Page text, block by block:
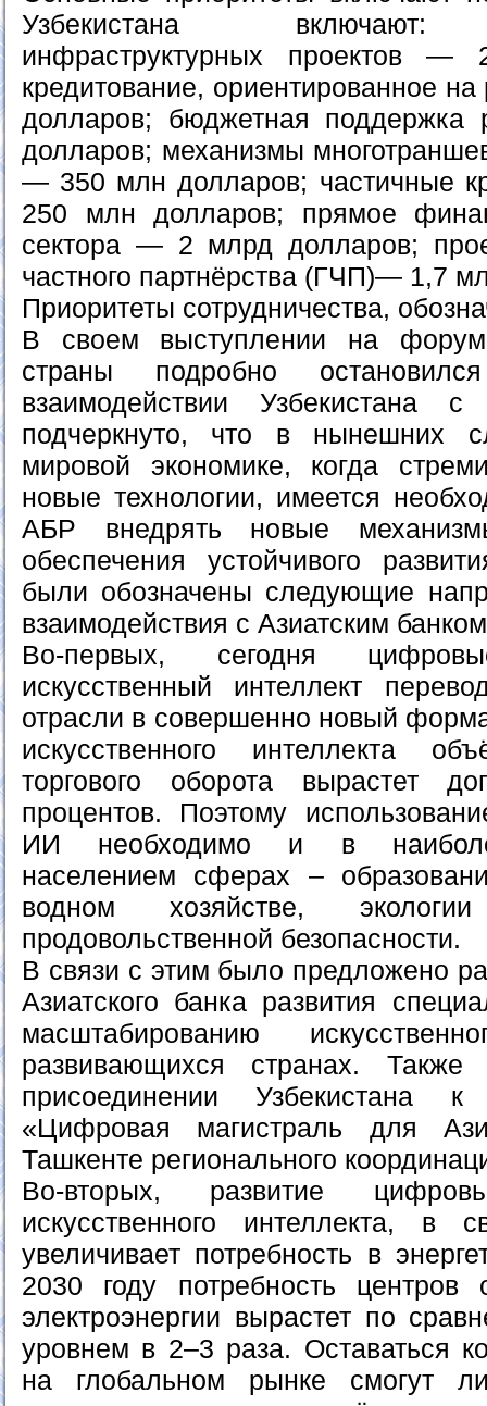
Узбекистана включают:
инфраструктурных проектов —
кредитование, ориентированное
долларов; бюджетная
долларов; механизмы
— 350 млн долларов; частичные
250 млн долларов; прямое
сектора — 2 млрд долларов;
частного партнёрства (ГЧП)— 1,7
Приоритеты сотрудничества,
В своем выступлении на
страны подробно
взаимодействии
подчеркнуто, что в нынешних
мировой экономике, когда
новые технологии, имеется
АБР внедрять новые
обеспечения устойчивого
были обозначены следующие
взаимодействия с Азиатским
Во-первых, сегодня
искусственный интеллект
отрасли в совершенно новый
искусственного интеллекта
торгового оборота вырастет
процентов. Поэтому
ИИ необходимо и в
населением сферах –
водном хозяйстве,
продовольственной безопасности.
В связи с этим было предложено
Азиатского банка развития
масштабированию
развивающихся странах.
присоединении Узбекистана
«Цифровая магистраль для
Ташкенте регионального
Во-вторых, развитие
искусственного интеллекта, в
увеличивает потребность в
2030 году потребность центров
электроэнергии вырастет по
уровнем в 2–3 раза. Оставаться
на глобальном рынке смогут